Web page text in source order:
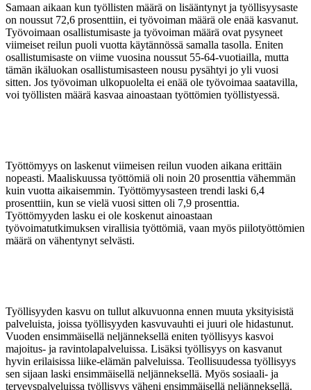
Samaan aikaan kun työllisten määrä on lisääntynyt ja työllisyysaste
on noussut 72,6 prosenttiin, ei työvoiman määrä ole enää kasvanut.
Työvoimaan osallistumisaste ja työvoiman määrä ovat pysyneet
viimeiset reilun puoli vuotta käytännössä samalla tasolla. Eniten
osallistumisaste on viime vuosina noussut 55-64-vuotiailla, mutta
tämän ikäluokan osallistumisasteen nousu pysähtyi jo yli vuosi
sitten. Jos työvoiman ulkopuolelta ei enää ole työvoimaa saatavilla,
voi työllisten määrä kasvaa ainoastaan työttömien työllistyessä.
Työttömyys on laskenut viimeisen reilun vuoden aikana erittäin
nopeasti. Maaliskuussa työttömiä oli noin 20 prosenttia vähemmän
kuin vuotta aikaisemmin. Työttömyysasteen trendi laski 6,4
prosenttiin, kun se vielä vuosi sitten oli 7,9 prosenttia.
Työttömyyden lasku ei ole koskenut ainoastaan
työvoimatutkimuksen virallisia työttömiä, vaan myös piilotyöttömien
määrä on vähentynyt selvästi.
Työllisyyden kasvu on tullut alkuvuonna ennen muuta yksityisistä
palveluista, joissa työllisyyden kasvuvauhti ei juuri ole hidastunut.
Vuoden ensimmäisellä neljänneksellä eniten työllisyys kasvoi
majoitus- ja ravintolapalveluissa. Lisäksi työllisyys on kasvanut
hyvin erilaisissa liike-elämän palveluissa. Teollisuudessa työllisyys
sen sijaan laski ensimmäisellä neljänneksellä. Myös sosiaali- ja
terveyspalveluissa työllisyys väheni ensimmäisellä neljänneksellä.